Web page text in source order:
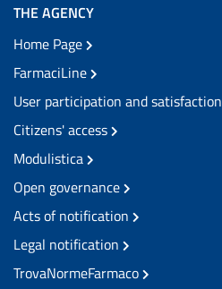
THE AGENCY
Home Page
FarmaciLine
User participation and satisfaction
Citizens' access
Modulistica
Open governance
Acts of notification
Legal notification
TrovaNormeFarmaco